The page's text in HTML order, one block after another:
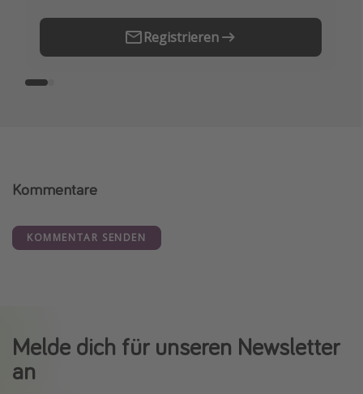
Registrieren
Kommentare
KOMMENTAR SENDEN
Melde dich für unseren Newsletter
an